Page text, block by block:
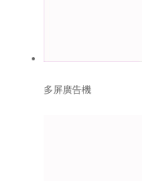
多屏廣告機